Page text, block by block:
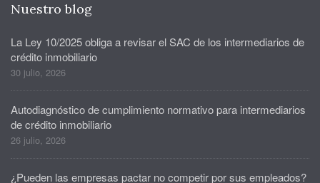
Nuestro blog
La Ley 10/2025 obliga a revisar el SAC de los intermediarios de
crédito inmobiliario
30 julio, 2026
Autodiagnóstico de cumplimiento normativo para intermediarios
de crédito inmobiliario
26 julio, 2026
¿Pueden las empresas pactar no competir por sus empleados?